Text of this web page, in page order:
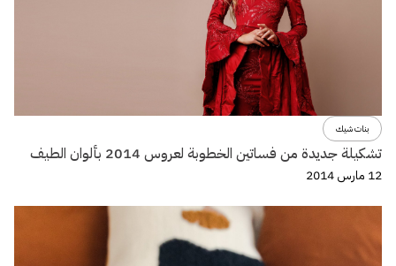
بنات شيك
تشكيلة جديدة من فساتين الخطوبة لعروس 2014 بألوان الطيف
12 مارس 2014